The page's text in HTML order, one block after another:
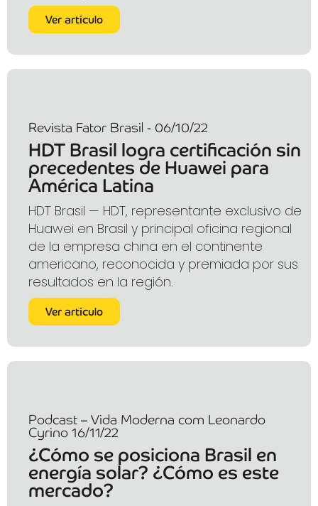
Ver artículo
Revista Fator Brasil - 06/10/22
HDT Brasil logra certificación sin
precedentes de Huawei para
América Latina
HDT Brasil — HDT, representante exclusivo de
Huawei en Brasil y principal oficina regional
de la empresa china en el continente
americano, reconocida y premiada por sus
resultados en la región.
Ver artículo
Podcast – Vida Moderna com Leonardo
Cyrino 16/11/22
¿Cómo se posiciona Brasil en
energía solar? ¿Cómo es este
mercado?